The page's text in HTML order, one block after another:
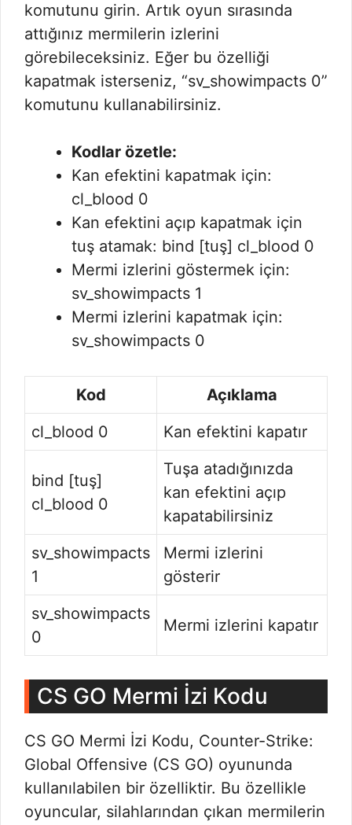
komutunu girin. Artık oyun sırasında
attığınız mermilerin izlerini
görebileceksiniz. Eğer bu özelliği
kapatmak isterseniz, “sv_showimpacts 0”
komutunu kullanabilirsiniz.
Kodlar özetle:
Kan efektini kapatmak için:
cl_blood 0
Kan efektini açıp kapatmak için
tuş atamak: bind [tuş] cl_blood 0
Mermi izlerini göstermek için:
sv_showimpacts 1
Mermi izlerini kapatmak için:
sv_showimpacts 0
Kod
Açıklama
cl_blood 0
Kan efektini kapatır
bind [tuş]
cl_blood 0
Tuşa atadığınızda
kan efektini açıp
kapatabilirsiniz
sv_showimpacts
1
Mermi izlerini
gösterir
sv_showimpacts
0
Mermi izlerini kapatır
CS GO Mermi İzi Kodu
CS GO Mermi İzi Kodu, Counter-Strike:
Global Offensive (CS GO) oyununda
kullanılabilen bir özelliktir. Bu özellikle
oyuncular, silahlarından çıkan mermilerin